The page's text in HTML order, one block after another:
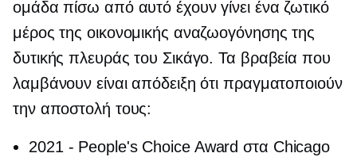
ομάδα πίσω από αυτό έχουν γίνει ένα ζωτικό
μέρος της οικονομικής αναζωογόνησης της
δυτικής πλευράς του Σικάγο. Τα βραβεία που
λαμβάνουν είναι απόδειξη ότι πραγματοποιούν
την αποστολή τους:
2021 - People's Choice Award στα Chicago